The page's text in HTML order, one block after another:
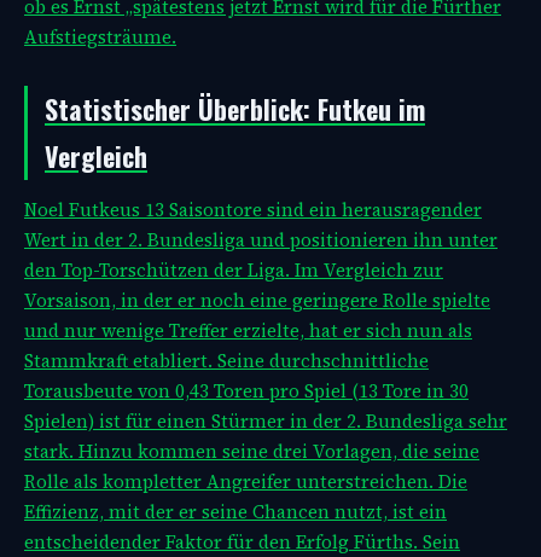
ob es Ernst „spätestens jetzt Ernst wird für die Fürther
Aufstiegsträume.
Statistischer Überblick: Futkeu im
Vergleich
Noel Futkeus 13 Saisontore sind ein herausragender
Wert in der 2. Bundesliga und positionieren ihn unter
den Top-Torschützen der Liga. Im Vergleich zur
Vorsaison, in der er noch eine geringere Rolle spielte
und nur wenige Treffer erzielte, hat er sich nun als
Stammkraft etabliert. Seine durchschnittliche
Torausbeute von 0,43 Toren pro Spiel (13 Tore in 30
Spielen) ist für einen Stürmer in der 2. Bundesliga sehr
stark. Hinzu kommen seine drei Vorlagen, die seine
Rolle als kompletter Angreifer unterstreichen. Die
Effizienz, mit der er seine Chancen nutzt, ist ein
entscheidender Faktor für den Erfolg Fürths. Sein